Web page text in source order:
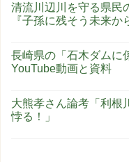
清流川辺川を守る県民
『子孫に残そう未来
長崎県の「石木ダムに
YouTube動画と資料
大熊孝さん論考「利根
悖る！」